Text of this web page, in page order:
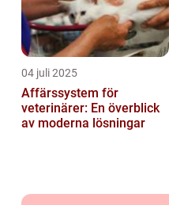
04 juli 2025
Affärssystem för
veterinärer: En överblick
av moderna lösningar